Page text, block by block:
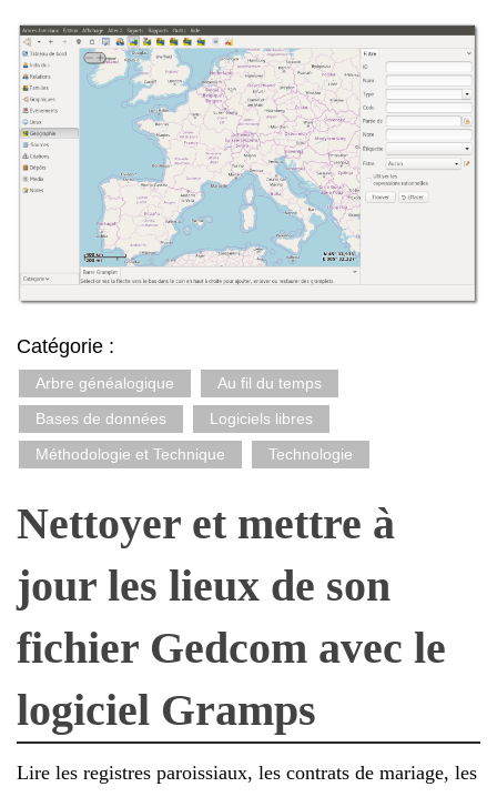
Catégorie :
Arbre généalogique
Au fil du temps
Bases de données
Logiciels libres
Méthodologie et Technique
Technologie
Nettoyer et mettre à
jour les lieux de son
fichier Gedcom avec le
logiciel Gramps
Lire les registres paroissiaux, les contrats de mariage, les